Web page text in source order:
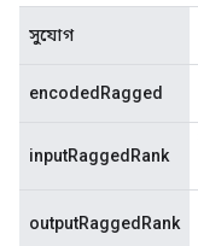
সুযোগ
encodedRagged
inputRaggedRank
outputRaggedRank